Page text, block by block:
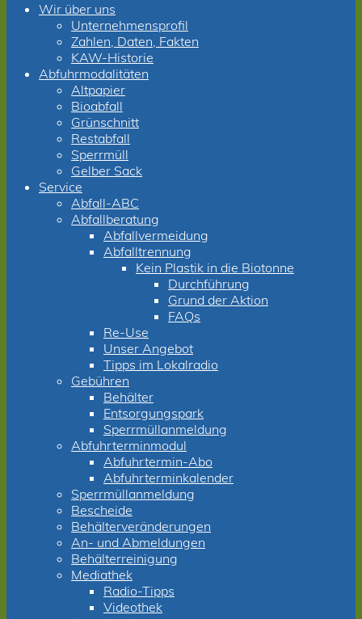
Wir über uns
Unternehmensprofil
Zahlen, Daten, Fakten
KAW-Historie
Abfuhrmodalitäten
Altpapier
Bioabfall
Grünschnitt
Restabfall
Sperrmüll
Gelber Sack
Service
Abfall-ABC
Abfallberatung
Abfallvermeidung
Abfalltrennung
Kein Plastik in die Biotonne
Durchführung
Grund der Aktion
FAQs
Re-Use
Unser Angebot
Tipps im Lokalradio
Gebühren
Behälter
Entsorgungspark
Sperrmüllanmeldung
Abfuhrterminmodul
Abfuhrtermin-Abo
Abfuhrterminkalender
Sperrmüllanmeldung
Bescheide
Behälterveränderungen
An- und Abmeldungen
Behälterreinigung
Mediathek
Radio-Tipps
Videothek